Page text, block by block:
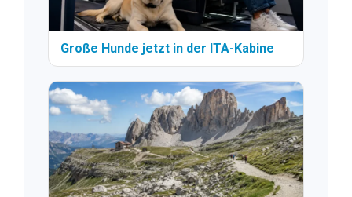
Große Hunde jetzt in der ITA-Kabine